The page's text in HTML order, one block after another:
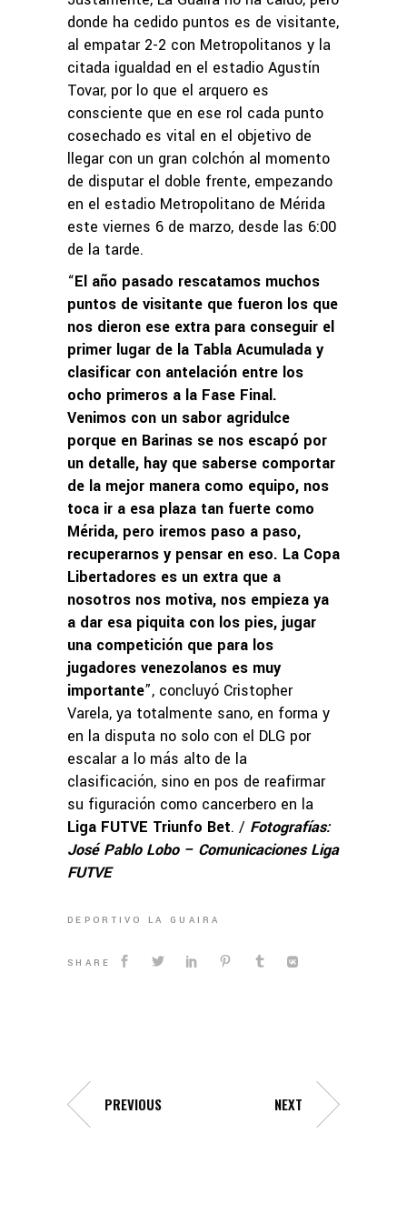
donde ha cedido puntos es de visitante,
al empatar 2-2 con Metropolitanos y la
citada igualdad en el estadio Agustín
Tovar, por lo que el arquero es
consciente que en ese rol cada punto
cosechado es vital en el objetivo de
llegar con un gran colchón al momento
de disputar el doble frente, empezando
en el estadio Metropolitano de Mérida
este viernes 6 de marzo, desde las 6:00
de la tarde.
“El año pasado rescatamos muchos
puntos de visitante que fueron los que
nos dieron ese extra para conseguir el
primer lugar de la Tabla Acumulada y
clasificar con antelación entre los
ocho primeros a la Fase Final.
Venimos con un sabor agridulce
porque en Barinas se nos escapó por
un detalle, hay que saberse comportar
de la mejor manera como equipo, nos
toca ir a esa plaza tan fuerte como
Mérida, pero iremos paso a paso,
recuperarnos y pensar en eso. La Copa
Libertadores es un extra que a
nosotros nos motiva, nos empieza ya
a dar esa piquita con los pies, jugar
una competición que para los
jugadores venezolanos es muy
importante”, concluyó Cristopher
Varela, ya totalmente sano, en forma y
en la disputa no solo con el DLG por
escalar a lo más alto de la
clasificación, sino en pos de reafirmar
su figuración como cancerbero en la
Liga FUTVE Triunfo Bet. / Fotografías:
José Pablo Lobo – Comunicaciones Liga
FUTVE
DEPORTIVO LA GUAIRA
SHARE
PREVIOUS NEXT